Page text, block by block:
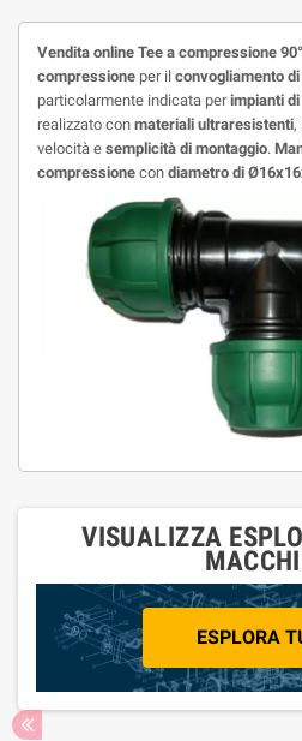
Vendita online Tee a compressione
compressione per il convogliamento
particolarmente indicata perimpianti
realizzato con materiali ultraresistenti,
velocità e semplicità di montaggio.
compressione con diametro di
VISUALIZZA
ESPLORA